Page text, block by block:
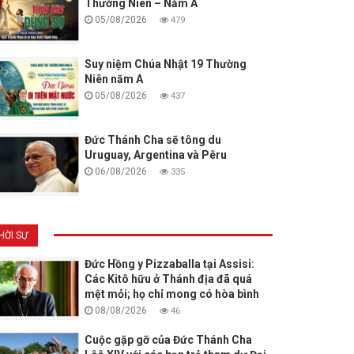
Thường Niên – Năm A
05/08/2026 479
Suy niệm Chúa Nhật 19 Thường
Niên năm A
05/08/2026 437
Đức Thánh Cha sẽ tông du
Uruguay, Argentina và Pêru
06/08/2026 335
SỰ
Đức Hồng y Pizzaballa tại Assisi:
Các Kitô hữu ở Thánh địa đã quá
mệt mỏi; họ chỉ mong có hòa bình
08/08/2026 46
Cuộc gặp gỡ của Đức Thánh Cha